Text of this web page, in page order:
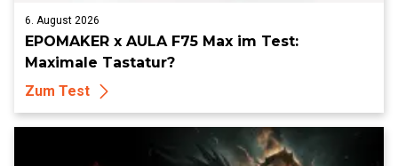
6. August 2026
EPOMAKER x AULA F75 Max im Test:
Maximale Tastatur?
Zum Test